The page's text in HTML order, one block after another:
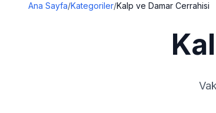
Ana Sayfa/Kategoriler/Kalp ve Damar Cerrahisi